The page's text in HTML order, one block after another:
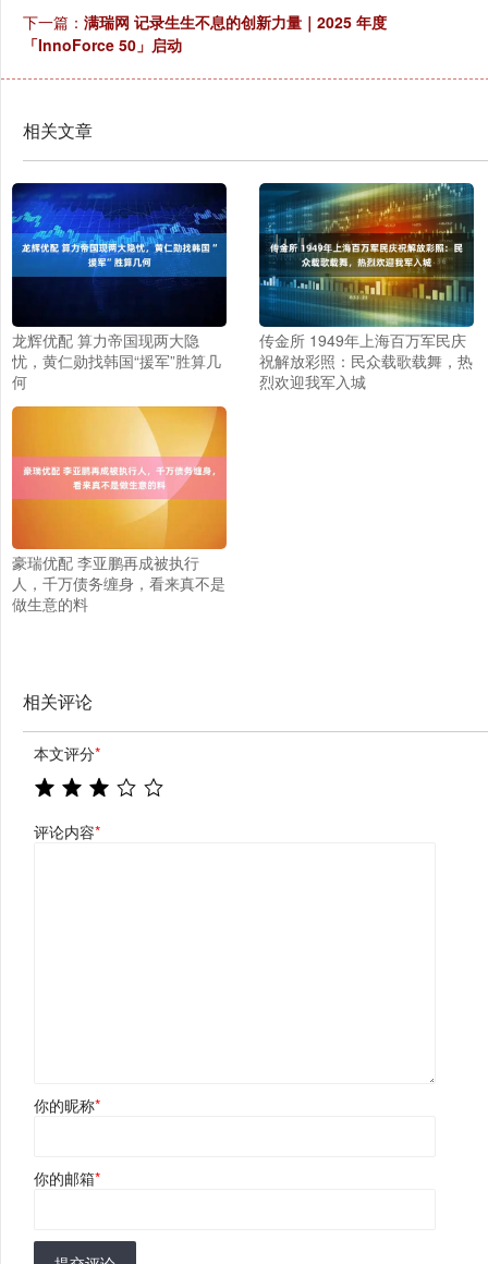
下一篇： 满瑞网 记录生生不息的创新力量｜2025 年度
「InnoForce 50」启动
相关文章
龙辉优配 算力帝国现两大隐
忧，黄仁勋找韩国“援军”胜算几
何
传金所 1949年上海百万军民庆
祝解放彩照：民众载歌载舞，热
烈欢迎我军入城
豪瑞优配 李亚鹏再成被执行
人，千万债务缠身，看来真不是
做生意的料
相关评论
本文评分*
评论内容*
你的昵称*
你的邮箱*